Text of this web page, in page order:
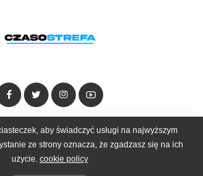
zespołu Kontakt Reklama
aby świadczyć usługi na najwyższym
ze strony oznacza, że zgadzasz się na ich
użycie. cookie policy